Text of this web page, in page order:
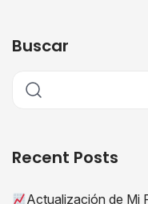
Buscar
Recent Posts
Actualización de Mi